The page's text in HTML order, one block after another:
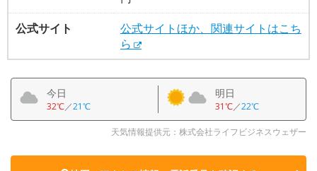
公式サイト
公式サイトほか、関連サイトはこち
ら
今日
32℃／21℃
明日
31℃／22℃
天気情報提供元：株式会社ライフビジネスウェザー